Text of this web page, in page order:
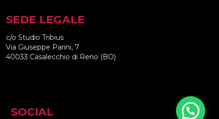
SEDE LEGALE
c/o Studio Tribius
Via Giuseppe Parini, 7
40033 Casalecchio di Reno (BO)
SOCIAL